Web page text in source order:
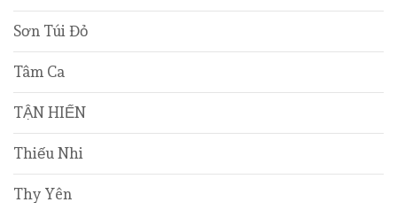
Sơn Túi Đỏ
Tâm Ca
TẬN HIẾN
Thiếu Nhi
Thy Yên